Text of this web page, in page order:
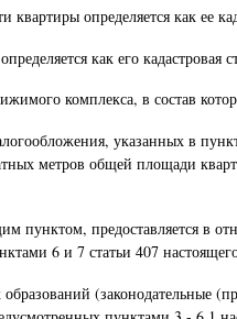
квартиры определяется как ее
как его
комплекса, в состав
указанных в
метров общей площади
пунктом, предоставляется в
6 и 7 статьи 407
(законодательные